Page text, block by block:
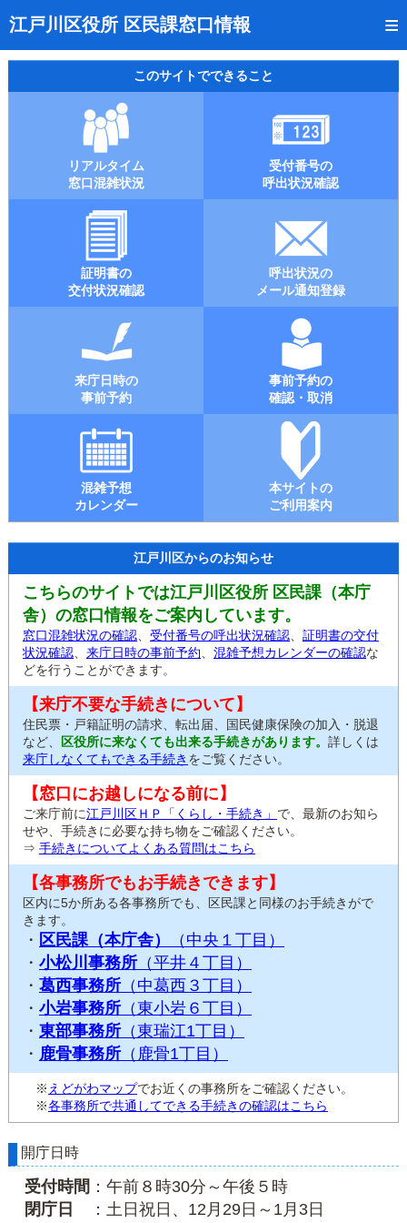
江戸川区役所 区民課窓口情報
トップページ
リアルタイム窓口混雑状況
受付番号の呼出状況確認
証明書の交付状況確認
呼出状況のメール通知登録
来庁日時の事前予約
事前予約の確認・取消
混雑予想カレンダー
本サイトのご利用案内
このサイトでできること
リアルタイム
窓口混雑状況
受付番号の
呼出状況確認
証明書の
交付状況確認
呼出状況の
メール通知登録
来庁日時の
事前予約
事前予約の
確認・取消
混雑予想
カレンダー
本サイトの
ご利用案内
江戸川区からのお知らせ
こちらのサイトでは江戸川区役所 区民課（本庁
舎）の窓口情報をご案内しています。
窓口混雑状況の確認 受付番号の呼出状況確認
証明書の交付
状況確認
来庁日時の事前予約 混雑予想カレンダーの確認な
どを行うことができます。
【来庁不要な手続きについて】
住民票・戸籍証明の請求、転出届、国民健康保険の加入・脱退
など、
区役所に来なくても出来る手続きがあります。 詳しくは
来庁しなくてもできる手続き をご覧ください。
【窓口にお越しになる前に】
ご来庁前に江戸川区ＨＰ「くらし・手続き」 で、最新のお知ら
せや、手続きに必要な持ち物をご確認ください。
⇒ 手続きについてよくある質問はこちら
【各事務所でもお手続きできます】
区内に5か所ある各事務所でも、区民課と同様のお手続きがで
きます。
・ 区民課（本庁舎）
（中央１丁目）
・ 小松川事務所 （平井４丁目）
・ 葛西事務所 （中葛西３丁目）
・ 小岩事務所 （東小岩６丁目）
・ 東部事務所 （東瑞江1丁目）
・ 鹿骨事務所 （鹿骨1丁目）
※ えどがわマップでお近くの事務所をご確認ください。
※各事務所で共通してできる手続きの確認はこちら
開庁日時
受付時間 ：午前８時30分～午後５時
閉庁日
：土日祝日、12月29日～1月3日